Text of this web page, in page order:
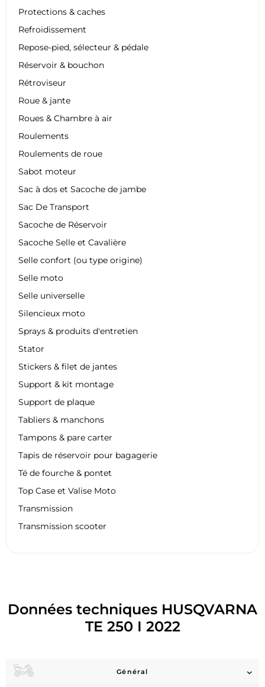
Protections & caches
Refroidissement
Repose-pied, sélecteur & pédale
Réservoir & bouchon
Rétroviseur
Roue & jante
Roues & Chambre à air
Roulements
Roulements de roue
Sabot moteur
Sac à dos et Sacoche de jambe
Sac De Transport
Sacoche de Réservoir
Sacoche Selle et Cavalière
Selle confort (ou type origine)
Selle moto
Selle universelle
Silencieux moto
Sprays & produits d'entretien
Stator
Stickers & filet de jantes
Support & kit montage
Support de plaque
Tabliers & manchons
Tampons & pare carter
Tapis de réservoir pour bagagerie
Té de fourche & pontet
Top Case et Valise Moto
Transmission
Transmission scooter
Données techniques HUSQVARNA
TE 250 I 2022
Général